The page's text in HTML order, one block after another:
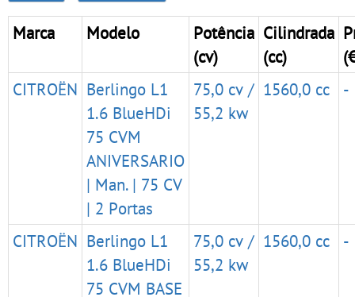
Marca Modelo
Potência
(cv)
Cilindrada
(cc)
CITROËN Berlingo L1
1.6 BlueHDi
75 CVM
ANIVERSARIO
| Man. | 75 CV
| 2 Portas
75,0 cv /
55,2 kw
1560,0 cc -
CITROËN Berlingo L1
1.6 BlueHDi
75 CVM BASE
75,0 cv /
55,2 kw
1560,0 cc -